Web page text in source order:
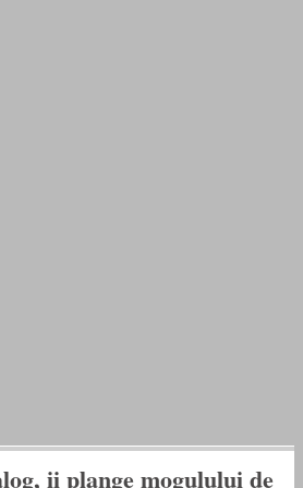
ii plange mogulului de